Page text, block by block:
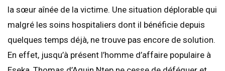
la sœur aînée de la victime. Une situation déplorable qui
malgré les soins hospitaliers dont il bénéficie depuis
quelques temps déjà, ne trouve pas encore de solution.
En effet, jusqu’à présent l’homme d’affaire populaire à